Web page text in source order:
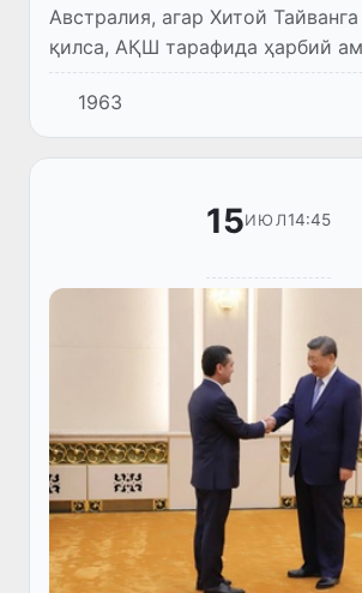
Австралия, агар Хитой
қилса, АҚШ тарафида ҳарбий
иштирок этишни олдиндан
қилмаслигини айтди. Бу
чақириғига Канберранинг
1963
15ИЮЛ14:45